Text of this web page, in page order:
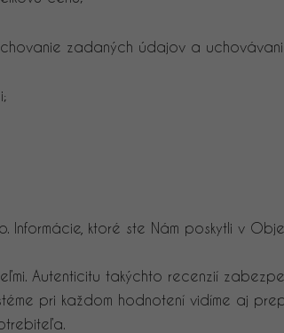
zadaných údajov a
ktoré ste Nám poskytli v
Autenticitu takýchto recenzií
pri každom hodnotení vidíme aj